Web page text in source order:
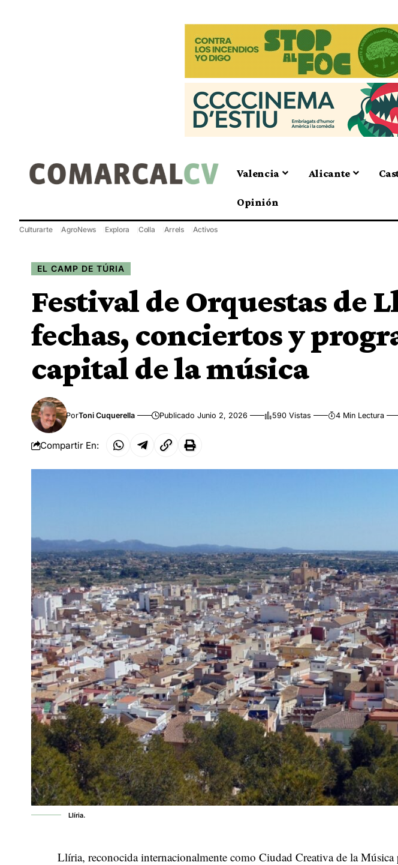
Valencia Alicante
Opinión
Culturarte AgroNews Explora Colla Arrels Activos
EL CAMP DE TÚRIA
Festival de Orquestas de
fechas, conciertos y
capital de la música
PorToni Cuquerella Publicado Junio 2, 2026 590 Vistas 4 Min Lectura
Compartir En:
Llíria.
Llíria, reconocida internacionalmente como Ciudad Creativa de la